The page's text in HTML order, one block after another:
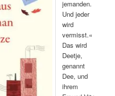
jemanden.
Und jeder
wird
vermisst.«
Das wird
Deetje,
genannt
Dee, und
ihrem